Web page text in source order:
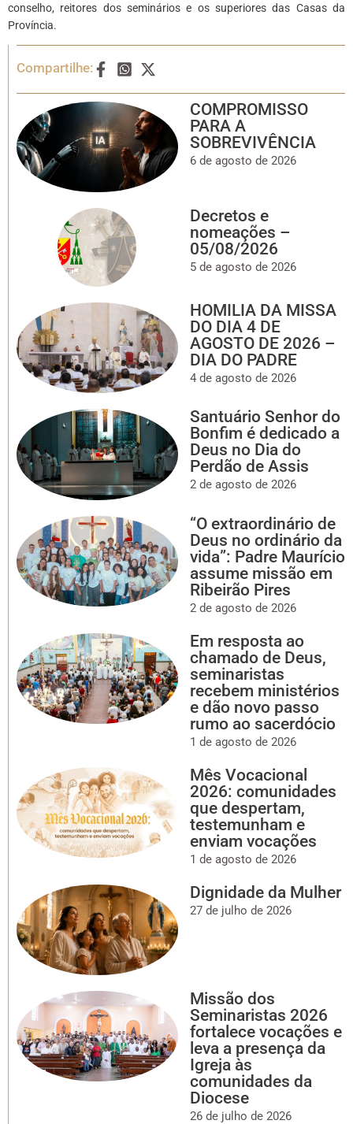
conselho, reitores dos seminários e os superiores das Casas da
Província.
Compartilhe:
COMPROMISSO
PARA A
SOBREVIVÊNCIA
6 de agosto de 2026
Decretos e
nomeações –
05/08/2026
5 de agosto de 2026
HOMILIA DA MISSA
DO DIA 4 DE
AGOSTO DE 2026 –
DIA DO PADRE
4 de agosto de 2026
Santuário Senhor do
Bonfim é dedicado a
Deus no Dia do
Perdão de Assis
2 de agosto de 2026
“O extraordinário de
Deus no ordinário da
vida”: Padre Maurício
assume missão em
Ribeirão Pires
2 de agosto de 2026
Em resposta ao
chamado de Deus,
seminaristas
recebem ministérios
e dão novo passo
rumo ao sacerdócio
1 de agosto de 2026
Mês Vocacional
2026: comunidades
que despertam,
testemunham e
enviam vocações
1 de agosto de 2026
Dignidade da Mulher
27 de julho de 2026
Missão dos
Seminaristas 2026
fortalece vocações e
leva a presença da
Igreja às
comunidades da
Diocese
26 de julho de 2026